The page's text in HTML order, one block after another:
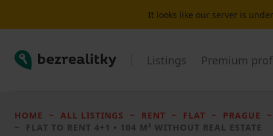
It looks like our server is
Bezrealitky Listings Premium
HOME ALL LISTINGS RENT FLAT PRAGUE
FLAT TO RENT 4+1 • 104 M² WITHOUT REAL ESTATE